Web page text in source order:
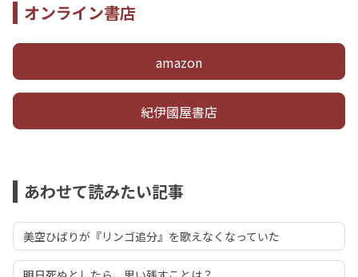
オンライン書店
amazon
紀伊國屋書店
あわせて読みたい記事
美空ひばりが『リンゴ追分』を歌えなくなっていた